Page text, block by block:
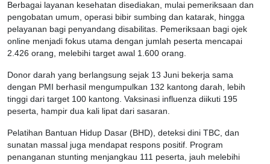
Berbagai layanan kesehatan disediakan, mulai pemeriksaan dan
pengobatan umum, operasi bibir sumbing dan katarak, hingga
pelayanan bagi penyandang disabilitas. Pemeriksaan bagi ojek
online menjadi fokus utama dengan jumlah peserta mencapai
2.426 orang, melebihi target awal 1.600 orang.
Donor darah yang berlangsung sejak 13 Juni bekerja sama
dengan PMI berhasil mengumpulkan 132 kantong darah, lebih
tinggi dari target 100 kantong. Vaksinasi influenza diikuti 195
peserta, hampir dua kali lipat dari sasaran.
Pelatihan Bantuan Hidup Dasar (BHD), deteksi dini TBC, dan
sunatan massal juga mendapat respons positif. Program
penanganan stunting menjangkau 111 peserta, jauh melebihi